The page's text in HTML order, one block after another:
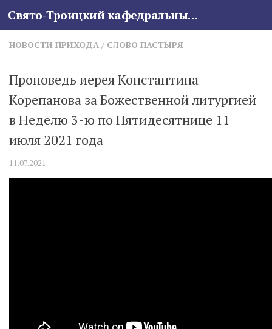
Skip to content Свято-Троицкий кафедральный собор
НОВОСТИ ПРИХОДА / СЛОВО ПАСТЫРЯ
Проповедь иерея Константина
Корепанова за Божественной литургией
в Неделю 3-ю по Пятидесятнице 11
июля 2021 года
11.07.2021